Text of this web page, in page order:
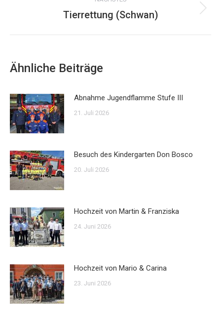
Nächster
Tierrettung (Schwan)
Ähnliche Beiträge
Abnahme Jugendflamme Stufe III
21. Juli 2026
Besuch des Kindergarten Don Bosco
20. Juli 2026
Hochzeit von Martin & Franziska
24. Juni 2026
Hochzeit von Mario & Carina
23. Juni 2026